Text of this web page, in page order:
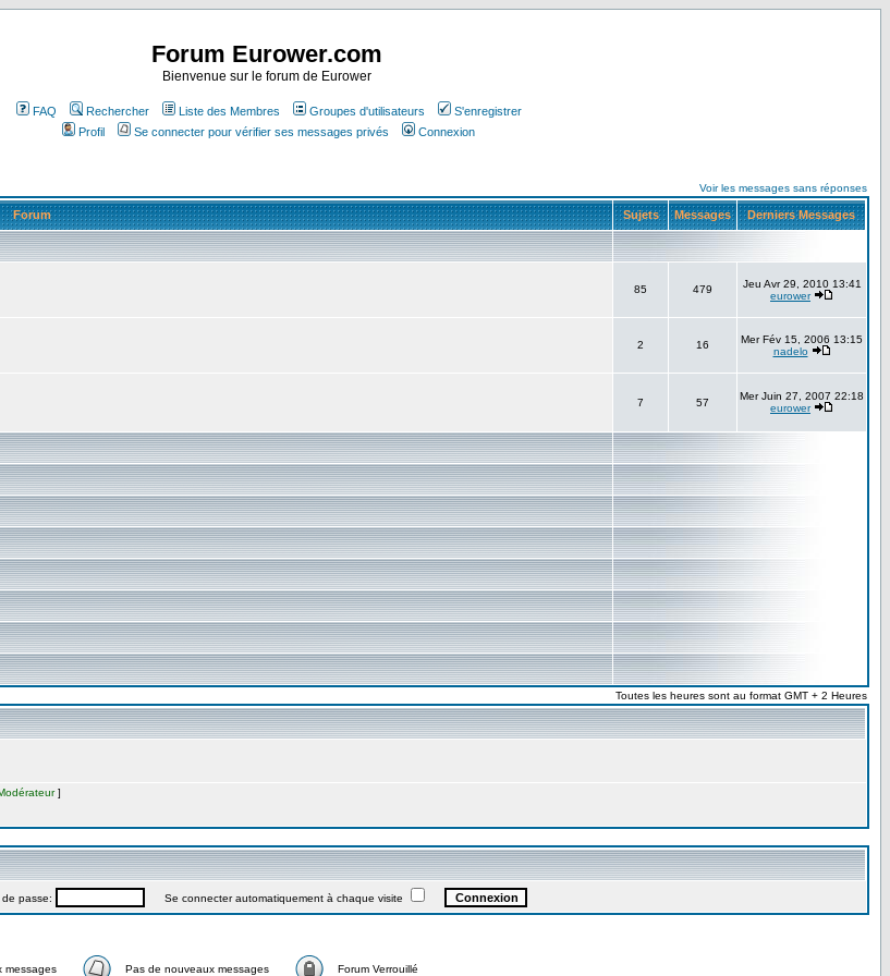
Forum Eurower.com
Bienvenue sur le forum de Eurower
FAQ Rechercher Liste des Membres Groupes d'utilisateurs
S'enregistrer
Profil
Se connecter pour vérifier ses messages privés Connexion
Voir les messages sans réponses
Forum Sujets Messages Derniers Messages
85 479
Jeu Avr 29, 2010 13:41
eurower
2 16
Mer Fév 15, 2006 13:15
nadelo
7 57
Mer Juin 27, 2007 22:18
eurower
Toutes les heures sont au format GMT + 2 Heures
]
passe: Se connecter automatiquement à chaque visite
messages Pas de nouveaux messages Forum Verrouillé